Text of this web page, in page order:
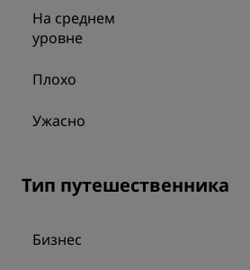
На среднем
уровне
Плохо
Ужасно
Тип путешественника
Бизнес